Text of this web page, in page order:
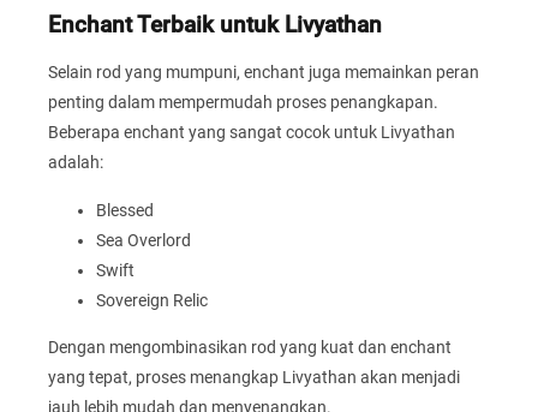
Enchant Terbaik untuk Livyathan
Selain rod yang mumpuni, enchant juga memainkan peran
penting dalam mempermudah proses penangkapan.
Beberapa enchant yang sangat cocok untuk Livyathan
adalah:
Blessed
Sea Overlord
Swift
Sovereign Relic
Dengan mengombinasikan rod yang kuat dan enchant
yang tepat, proses menangkap Livyathan akan menjadi
jauh lebih mudah dan menyenangkan.